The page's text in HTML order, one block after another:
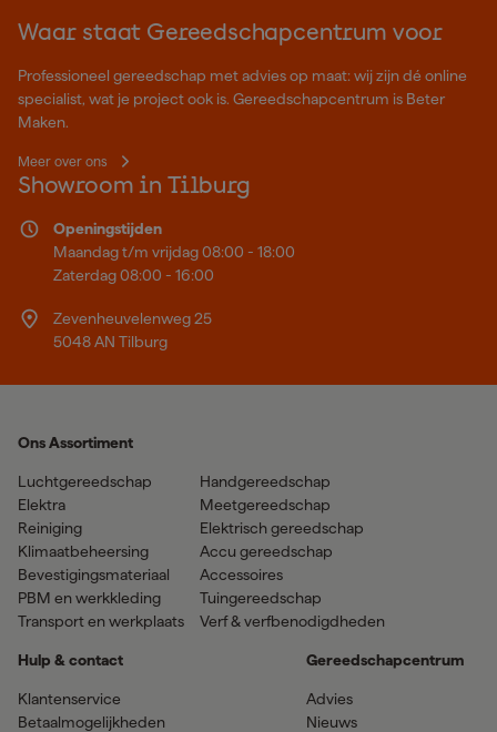
Waar staat Gereedschapcentrum voor
Professioneel gereedschap met advies op maat: wij zijn dé online
specialist, wat je project ook is. Gereedschapcentrum is Beter
Maken.
Meer over ons
Showroom in Tilburg
Openingstijden
Maandag t/m vrijdag 08:00 - 18:00
Zaterdag 08:00 - 16:00
Zevenheuvelenweg 25
5048 AN Tilburg
Ons Assortiment
Luchtgereedschap
Elektra
Reiniging
Klimaatbeheersing
Bevestigingsmateriaal
PBM en werkkleding
Transport en werkplaats
Handgereedschap
Meetgereedschap
Elektrisch gereedschap
Accu gereedschap
Accessoires
Tuingereedschap
Verf & verfbenodigdheden
Hulp & contact
Klantenservice
Betaalmogelijkheden
Gereedschapcentrum
Advies
Nieuws